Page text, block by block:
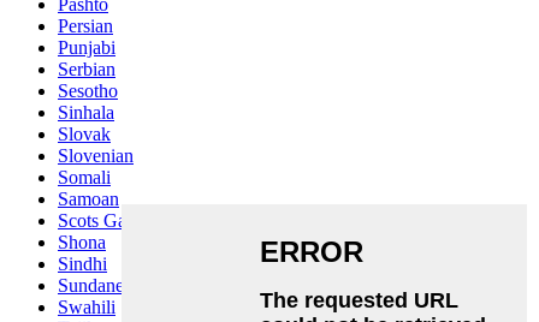
Pashto
Persian
Punjabi
Serbian
Sesotho
Sinhala
Slovak
Slovenian
Somali
Samoan
Scots Gaelic
Shona
Sindhi
Sundanese
Swahili